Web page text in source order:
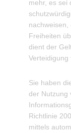
mehr, es sei
Freiheiten
dient der
Verteidigung
Sie haben
der Nutzung
Richtlinie
mittels